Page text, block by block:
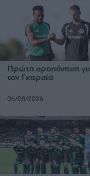
Πρώτη προπόνηση
τον Γκαρσία
06/08/2026